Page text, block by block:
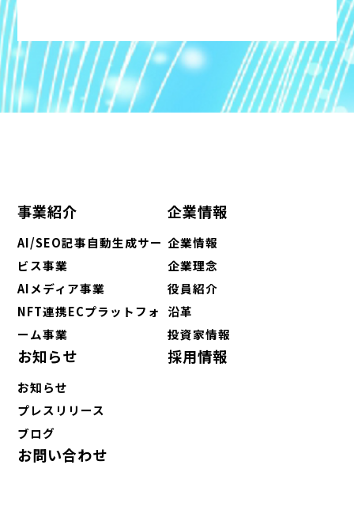
事業紹介
AI/SEO記事自動生成サー
ビス事業
AIメディア事業
NFT連携ECプラットフォ
ーム事業
企業情報
企業情報
企業理念
役員紹介
沿革
投資家情報
お知らせ
お知らせ
プレスリリース
ブログ
採用情報
お問い合わせ